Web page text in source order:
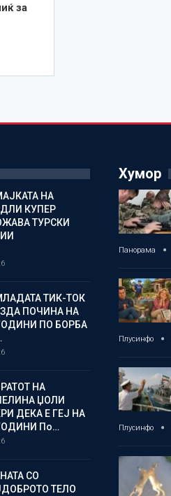
за
НА
КУПЕР
ТУРСКИ
ТИК-ТОК
ПОЧИНА НА
ПО БОРБА
НА
ЏОЛИ
ДЕКА Е ГЕЈ НА
По…
СО
ТЕЛО
Хумор
Панорама
Плусинфо
Плусинфо